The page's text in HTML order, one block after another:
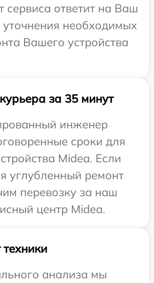
сервиса ответит на Ваш
уточнения необходимых
Вашего устройства
за 35 минут
инженер
сроки для
Midea. Если
углубленный ремонт
перевозку за наш
центр Midea.
анализа мы